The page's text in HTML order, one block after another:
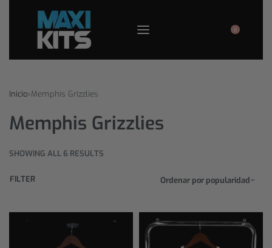
0
Inicio›Memphis Grizzlies
Memphis Grizzlies
SHOWING ALL 6 RESULTS
Ordenar por popularidad
FILTER